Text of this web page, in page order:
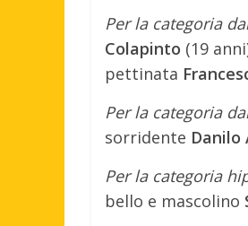
Per la categoria
Colapinto (19
pettinata
Per la categoria
sorridente Danilo
Per la categoria
bello e mascolino